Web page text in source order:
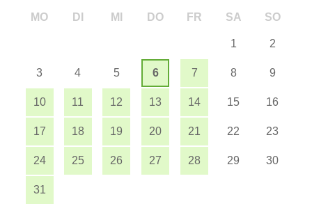
MO DI MI DO FR SA SO
1 2
3 4 5 6 7 8 9
10 11 12 13 14 15 16
17 18 19 20 21 22 23
24 25 26 27 28 29 30
31